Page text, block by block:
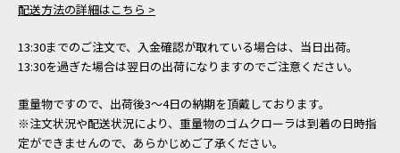
配送方法の詳細はこちら >
13:30までのご注文で、入金確認が取れている場合は、当日出荷。
13:30を過ぎた場合は翌日の出荷になりますのでご注意ください。
重量物ですので、出荷後3～4日の納期を頂戴しております。
※注文状況や配送状況により、重量物のゴムクローラは到着の日時指
定ができませんので、あらかじめご了承ください。